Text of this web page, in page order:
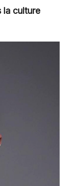
la culture